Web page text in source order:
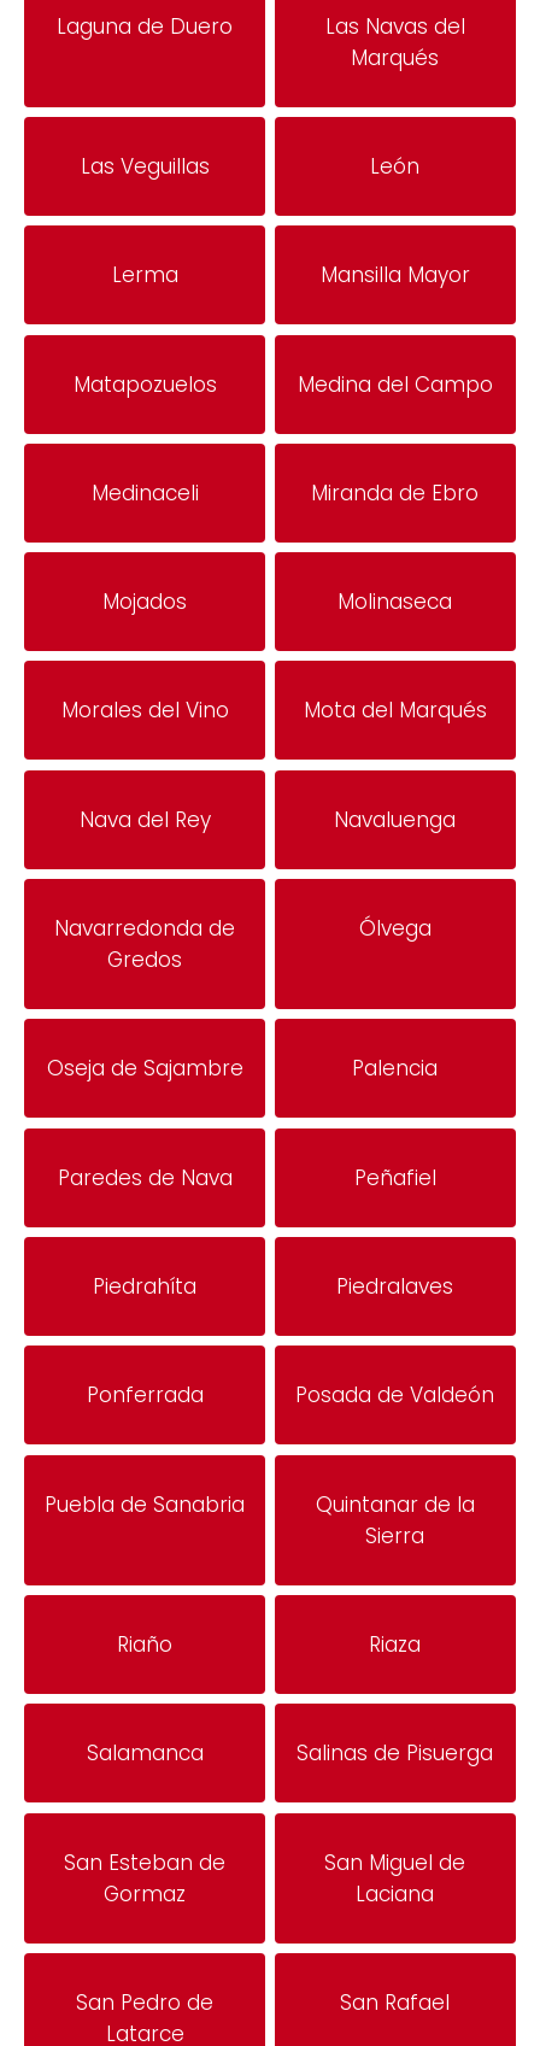
Laguna de Duero
Las Navas del
Marqués
Las Veguillas León
Lerma Mansilla Mayor
Matapozuelos Medina del Campo
Medinaceli Miranda de Ebro
Mojados Molinaseca
Morales del Vino Mota del Marqués
Nava del Rey Navaluenga
Navarredonda de
Gredos
Ólvega
Oseja de Sajambre Palencia
Paredes de Nava Peñafiel
Piedrahíta Piedralaves
Ponferrada Posada de Valdeón
Puebla de Sanabria
Quintanar de la
Sierra
Riaño Riaza
Salamanca Salinas de Pisuerga
San Esteban de
Gormaz
San Miguel de
Laciana
San Pedro de
Latarce
San Rafael